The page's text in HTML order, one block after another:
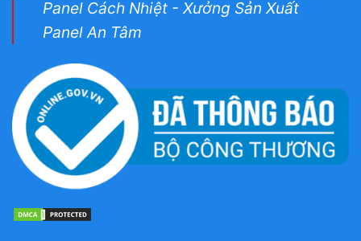
Panel Cách Nhiệt - Xưởng Sản Xuất
Panel An Tâm